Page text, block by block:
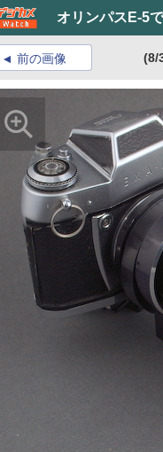
オリンパスE-5
前の画像 (8/